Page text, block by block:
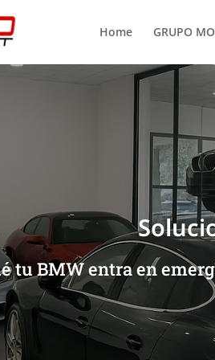
Home GRUPO
tu BMW entra en